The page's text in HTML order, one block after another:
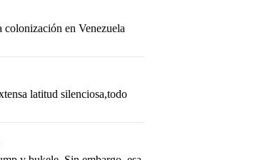
en Venezuela
latitud silenciosa,todo